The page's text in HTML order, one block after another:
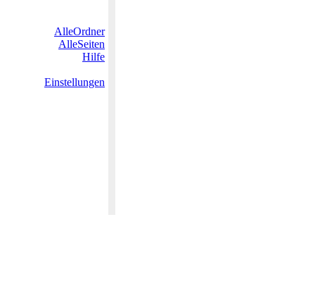
AlleOrdner
AlleSeiten
Hilfe
Einstellungen